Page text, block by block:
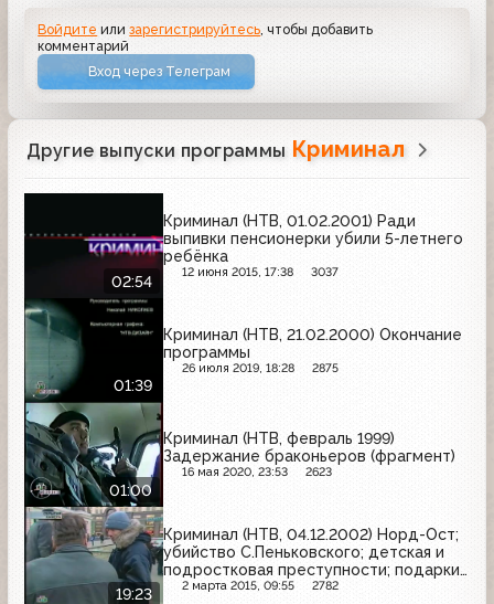
Войдите илизарегистрируйтесь , чтобы добавить
комментарий
Вход через Телеграм
Другие выпуски программы Криминал
02:54
Криминал (НТВ, 01.02.2001) Ради
выпивки пенсионерки убили 5-летнего
ребёнка
12 июня 2015, 17:38 3037
01:39
Криминал (НТВ, 21.02.2000) Окончание
программы
26 июля 2019, 18:28 2875
01:00
Криминал (НТВ, февраль 1999)
Задержание браконьеров (фрагмент)
16 мая 2020, 23:53 2623
19:23
Криминал (НТВ, 04.12.2002) Норд-Ост;
убийство С.Пеньковского; детская и
подростковая преступности; подарки
от НТВ; лохотрон; аферисты из
2 марта 2015, 09:55 2782